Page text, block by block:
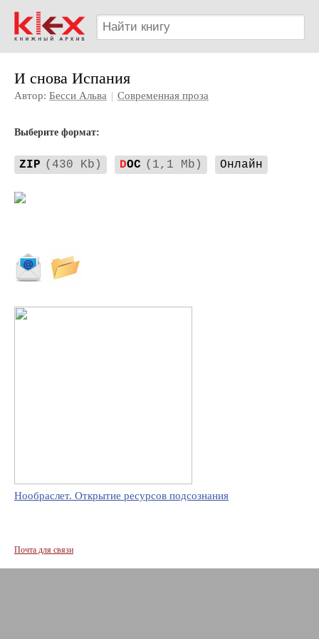
И снова Испания
Автор: Бесси Альва | Современная проза
Выберите формат:
ZIP (430 Kb) DOC (1,1 Mb) Онлайн
Нообраслет. Открытие ресурсов подсознания
Почта для связи